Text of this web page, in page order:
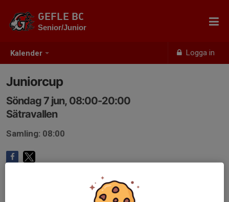
Kalender Logga in
GEFLE BC
Senior/Junior
Juniorcup
Söndag 7 jun, 08:00-20:00
Sätravallen
Samling: 08:00